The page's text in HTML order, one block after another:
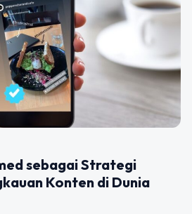
sebagai Strategi
Konten di Dunia